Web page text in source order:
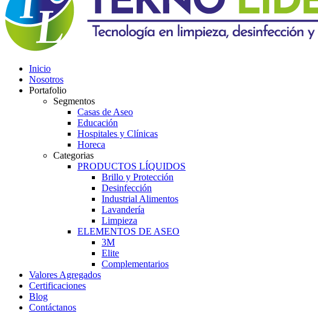
Inicio
Nosotros
Portafolio
Segmentos
Casas de Aseo
Educación
Hospitales y Clínicas
Horeca
Categorias
PRODUCTOS LÍQUIDOS
Brillo y Protección
Desinfección
Industrial Alimentos
Lavandería
Limpieza
ELEMENTOS DE ASEO
3M
Elite
Complementarios
Valores Agregados
Certificaciones
Blog
Contáctanos